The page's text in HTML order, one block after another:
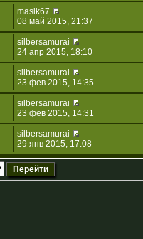
masik67
08 май 2015, 21:37
silbersamurai
24 апр 2015, 18:10
silbersamurai
23 фев 2015, 14:35
silbersamurai
23 фев 2015, 14:31
silbersamurai
29 янв 2015, 17:08